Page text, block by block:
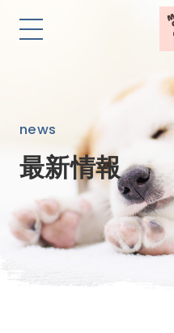
news
最新情報